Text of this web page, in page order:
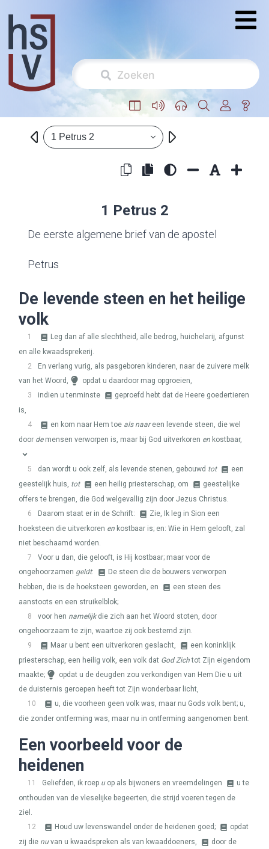
1 Petrus 2
1 Petrus 2
De eerste algemene brief van de apostel
Petrus
De levende steen en het heilige
volk
1
Leg dan af alle slechtheid, alle bedrog, huichelarij, afgunst
en alle kwaadsprekerij.
2
En verlang vurig, als pasgeboren kinderen, naar de zuivere melk
van het Woord,
opdat u daardoor mag opgroeien,
3
indien u tenminste
geproefd hebt dat de Heere goedertieren
is,
4
en kom naar Hem toe als naareen levende steen, die wel
door demensen verworpen is, maar bij God uitverkoren en kostbaar,
5 dan wordt u ook zelf, als levende stenen, gebouwd tot
een
geestelijk huis, tot een heilig priesterschap, om
geestelijke
offers te brengen, die God welgevallig zijn door Jezus Christus.
6
Daarom staat er in de Schrift:
Zie, Ik leg in Sion een
hoeksteen die uitverkoren en kostbaar is; en: Wie in Hem gelooft, zal
niet beschaamd worden.
7
Voor u dan, die gelooft, is Hij kostbaar; maar voor de
ongehoorzamen geldt:
De steen die de bouwers verworpen
hebben, die is de hoeksteen geworden, en
een steen des
aanstoots en een struikelblok;
8
voor hen namelijkdie zich aan het Woord stoten, door
ongehoorzaam te zijn, waartoe zij ook bestemd zijn.
9
Maar u bent een uitverkoren geslacht,
een koninklijk
priesterschap, een heilig volk, een volk dat God Zichtot Zijn eigendom
maakte;
opdat u de deugden zou verkondigen van Hem Die u uit
de duisternis geroepen heeft tot Zijn wonderbaar licht,
10
u, die voorheen geen volk was, maar nu Gods volk bent; u,
die zonder ontferming was, maar nu in ontferming aangenomen bent.
Een voorbeeld voor de
heidenen
11 Geliefden, ik roep uop als bijwoners en vreemdelingen
u te
onthouden van de vleselijke begeerten, die strijd voeren tegen de
ziel.
12
Houd uw levenswandel onder de heidenen goed;
opdat
zij die nuvan u kwaadspreken als van kwaaddoeners,
door de